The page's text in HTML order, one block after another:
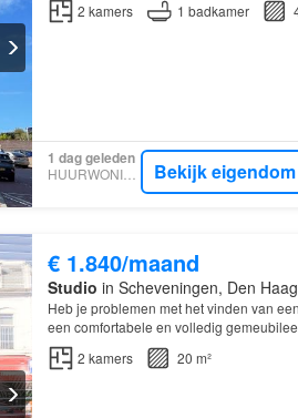
2 kamers 1 badkamer
1 dag geleden
HUURWONINGEN Bekijk eigendom
€ 1.840/maand
Studio in Scheveningen, Den
Heb je problemen met het vinden van
een comfortabele en volledig
2 kamers 20 m²